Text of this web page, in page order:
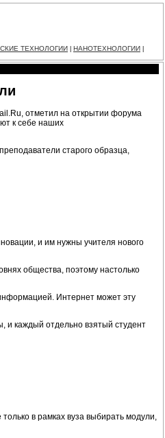
ТЕХНОЛОГИИ НАНОТЕХНОЛОГИИ
отметил на открытии форума
к себе наших
старого образца,
и им нужны учителя нового
общества, поэтому настолько
Интернет может эту
и каждый отдельно взятый студент
в рамках вуза выбирать модули,